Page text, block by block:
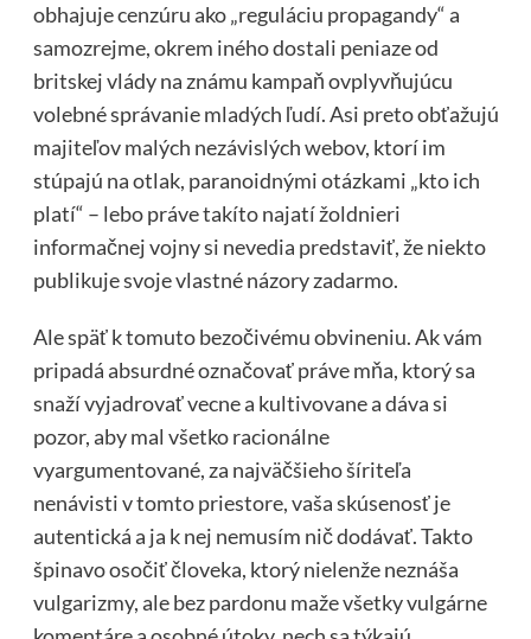
obhajuje cenzúru ako „reguláciu propagandy“ a
samozrejme, okrem iného dostali peniaze od
britskej vlády na známu kampaň ovplyvňujúcu
volebné správanie mladých ľudí. Asi preto obťažujú
majiteľov malých nezávislých webov, ktorí im
stúpajú na otlak, paranoidnými otázkami „kto ich
platí“ – lebo práve takíto najatí žoldnieri
informačnej vojny si nevedia predstaviť, že niekto
publikuje svoje vlastné názory zadarmo.
Ale späť k tomuto bezočivému obvineniu. Ak vám
pripadá absurdné označovať práve mňa, ktorý sa
snaží vyjadrovať vecne a kultivovane a dáva si
pozor, aby mal všetko racionálne
vyargumentované, za najväčšieho šíriteľa
nenávisti v tomto priestore, vaša skúsenosť je
autentická a ja k nej nemusím nič dodávať. Takto
špinavo osočiť človeka, ktorý nielenže neznáša
vulgarizmy, ale bez pardonu maže všetky vulgárne